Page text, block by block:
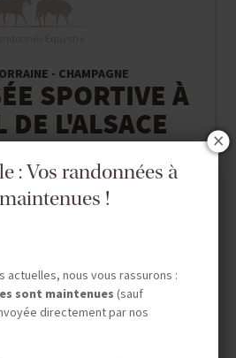
- CHAMPAGNE
SPORTIVE À
DE L'ALSACE
jours (6 à cheval) -
: Vos randonnées à
!
actuelles, nous vous rassurons :
sont maintenues (sauf
directement par nos